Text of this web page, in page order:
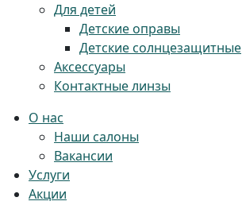
Для детей
Детские оправы
Детские солнцезащитные
Аксессуары
Контактные линзы
О нас
Наши салоны
Вакансии
Услуги
Акции